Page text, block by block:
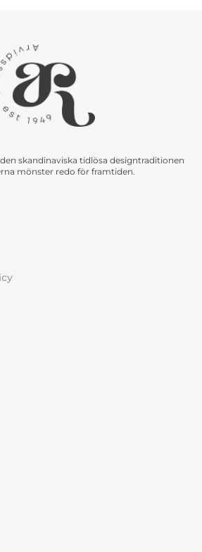
skandinaviska tidlösa designtraditionen
mönster redo för framtiden.